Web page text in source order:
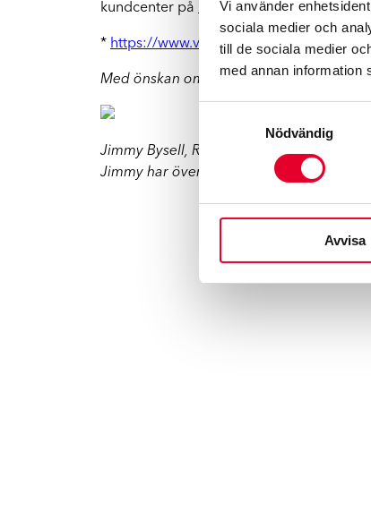
Vi använder
sociala medier och
till de sociala medier
med annan information
Nödvändig
Avvisa
kundcenter på
020-62 29 00så hjälper vi
* https://www.viltolycka.se/statistik/
Med önskan om en fin höst med god sikt
Jimmy Bysell, Regionchef Stockholm
Jimmy har över 23 års erfarenhet i